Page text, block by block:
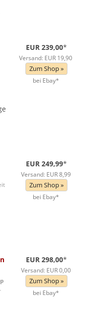
EUR 239,00*
Versand: EUR 19,90
Zum Shop »
bei Ebay*
EUR 249,99*
Versand: EUR 8,99
Zum Shop »
bei Ebay*
EUR 298,00*
Versand: EUR 0,00
Zum Shop »
bei Ebay*